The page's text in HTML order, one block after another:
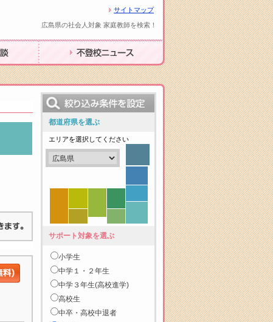
サイトマップ
広島県の社会人対象 家庭教師を検索！
不登校ニュース
都道府県を選ぶ
エリアを選択してください
サポート対象を選ぶ
小学生
中学１・２年生
中学３年生(高校進学)
高校生
中卒・高校中退者